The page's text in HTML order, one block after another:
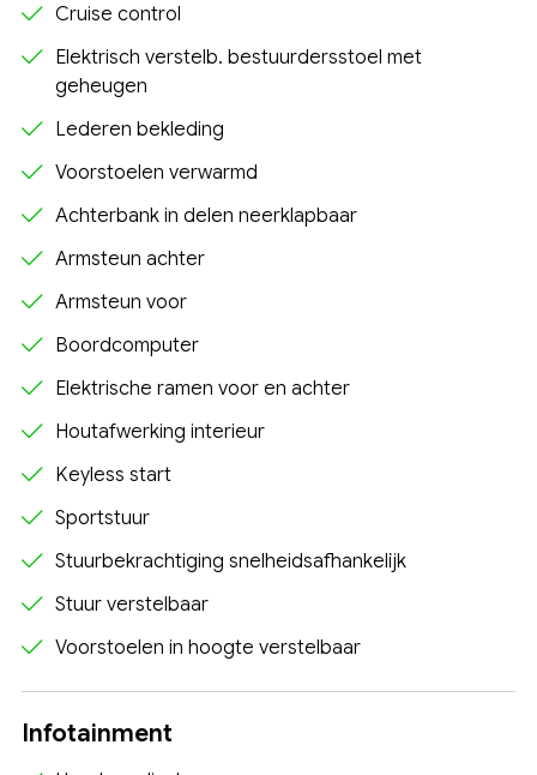
Cruise control
Elektrisch verstelb. bestuurdersstoel met
geheugen
Lederen bekleding
Voorstoelen verwarmd
Achterbank in delen neerklapbaar
Armsteun achter
Armsteun voor
Boordcomputer
Elektrische ramen voor en achter
Houtafwerking interieur
Keyless start
Sportstuur
Stuurbekrachtiging snelheidsafhankelijk
Stuur verstelbaar
Voorstoelen in hoogte verstelbaar
Infotainment